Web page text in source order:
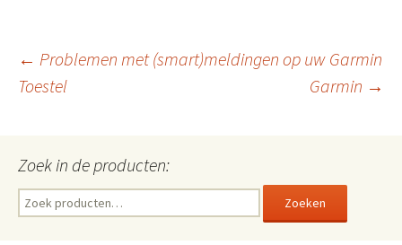
Berichtnavigatie
← Problemen met (smart)meldingen op uw Garmin
Toestel
Garmin →
Zoek in de producten:
Zoeken
naar:
Zoeken